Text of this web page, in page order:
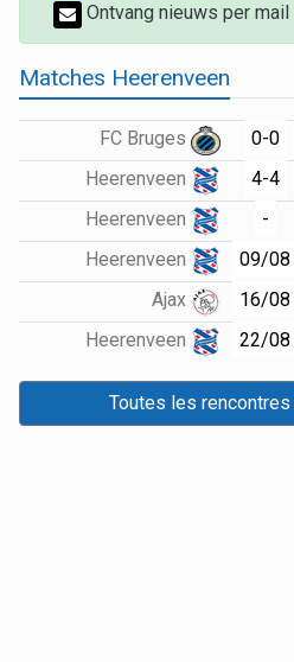
Ontvang nieuws per mail
Matches Heerenveen
FC Bruges 0-0
Heerenveen
4-4
Heerenveen
-
Heerenveen
09/08
Ajax
16/08
Heerenveen
22/08
Toutes les